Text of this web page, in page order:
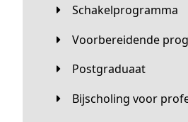
Schakelprogramma
Voorbereidende
Postgraduaat
Bijscholing voor